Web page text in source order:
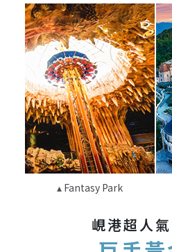
Fantasy Park
峴港超人